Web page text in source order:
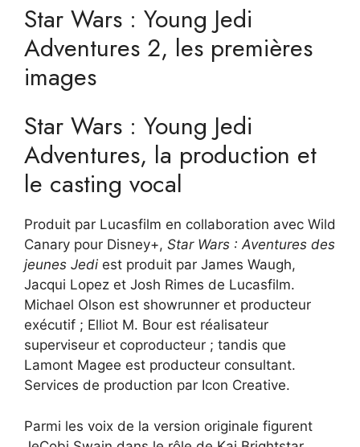
Star Wars : Young Jedi
Adventures 2, les premières
images
Star Wars : Young Jedi
Adventures, la production et
le casting vocal
Produit par Lucasfilm en collaboration avec Wild
Canary pour Disney+, Star Wars : Aventures des
jeunes Jedi est produit par James Waugh,
Jacqui Lopez et Josh Rimes de Lucasfilm.
Michael Olson est showrunner et producteur
exécutif ; Elliot M. Bour est réalisateur
superviseur et coproducteur ; tandis que
Lamont Magee est producteur consultant.
Services de production par Icon Creative.
Parmi les voix de la version originale figurent